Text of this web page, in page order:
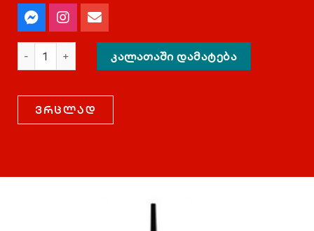
ᲙᲐᲚᲐᲗᲐᲨᲘ ᲓᲐᲛᲐᲢᲔᲑᲐ
ვრცლად